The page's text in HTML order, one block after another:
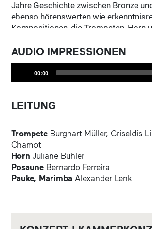
Jahre Geschichte zwischen Bronze
ebenso hörenswerten wie
Kompositionen, die Trompeten, Horn
AUDIO IMPRESSIONEN
00:00
LEITUNG
Trompete Burghart Müller, Griseldis
Chamot
Horn Juliane Bühler
Posaune Bernardo Ferreira
Pauke, Marimba Alexander Lenk